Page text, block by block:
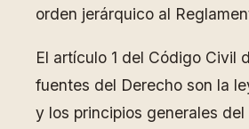
orden jerárquico al
El artículo 1 del Código Civil
fuentes del Derecho son la
y los principios generales del